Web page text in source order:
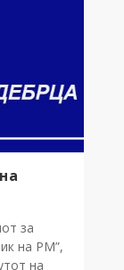
за
на РМ”,
на